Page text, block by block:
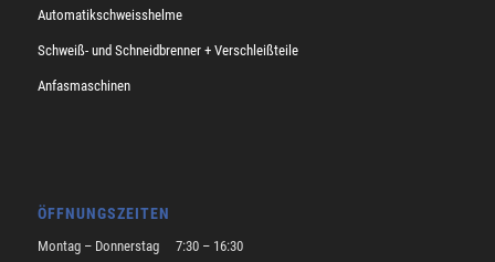
Automatikschweisshelme
Schweiß- und Schneidbrenner + Verschleißteile
Anfasmaschinen
ÖFFNUNGSZEITEN
Montag – Donnerstag 7:30 – 16:30